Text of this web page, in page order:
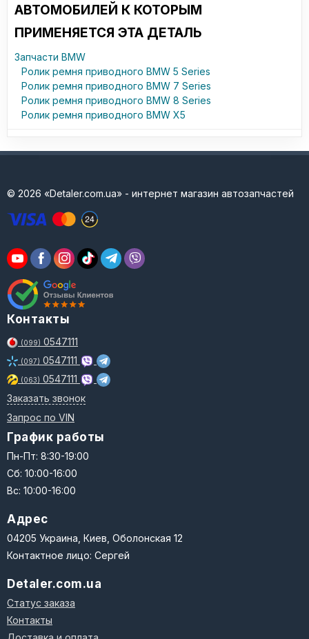
АВТОМОБИЛЕЙ К КОТОРЫМ
ПРИМЕНЯЕТСЯ ЭТА ДЕТАЛЬ
Запчасти BMW
Ролик ремня приводного BMW 5 Series
Ролик ремня приводного BMW 7 Series
Ролик ремня приводного BMW 8 Series
Ролик ремня приводного BMW X5
© 2026 «Detaler.com.ua» - интернет магазин автозапчастей
Контакты
(099) 0547111
(097) 0547111
(063) 0547111
Заказать звонок
Запрос по VIN
График работы
Пн-Пт: 8:30-19:00
Сб: 10:00-16:00
Вс: 10:00-16:00
Адрес
04205 Украина, Киев, Оболонская 12
Контактное лицо: Сергей
Detaler.com.ua
Статус заказа
Контакты